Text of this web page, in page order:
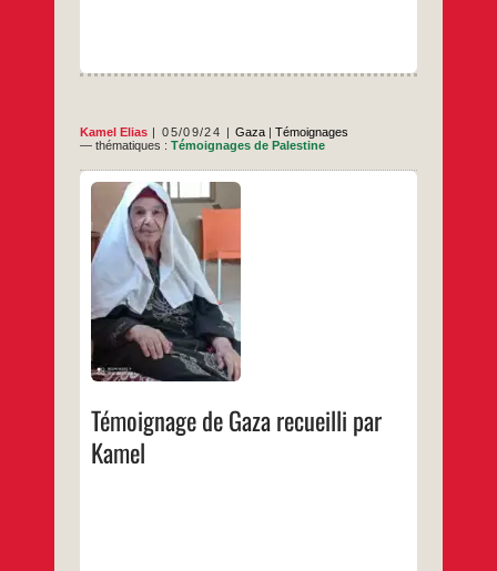
Kamel Elias 05/09/24 Gaza |Témoignages
— thématiques :Témoignages de Palestine
Témoignage de Gaza recueilli par
Kamel
Husam, un hydrologue de Gaza qu’une
amie du CNRS et enseignante à Science Po,
Julie, m’a présenté il y a un an. Il devait
(doit) venir en séjour dans son laboratoire et
je comptais le solliciter pour le projet tant il
est connaisseur de la question de l’eau à
Témoignage